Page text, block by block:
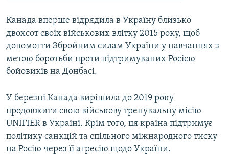
Канада вперше відрядила в Україну близько
двохсот своїх військових влітку 2015 року, щоб
допомогти Збройним силам України у навчаннях з
метою боротьби проти підтримуваних Росією
бойовиків на Донбасі.
У березні Канада вирішила до 2019 року
продовжити свою військову тренувальну місію
UNIFIER в Україні. Крім того, ця країна підтримує
політику санкцій та спільного міжнародного тиску
на Росію через її агресію щодо України.